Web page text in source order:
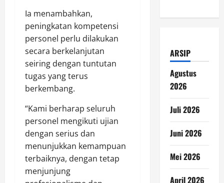
Ia menambahkan,
peningkatan kompetensi
personel perlu dilakukan
secara berkelanjutan
seiring dengan tuntutan
tugas yang terus
berkembang.
“Kami berharap seluruh
personel mengikuti ujian
dengan serius dan
menunjukkan kemampuan
terbaiknya, dengan tetap
menjunjung
ARSIP
Agustus
2026
Juli 2026
Juni 2026
Mei 2026
April 2026